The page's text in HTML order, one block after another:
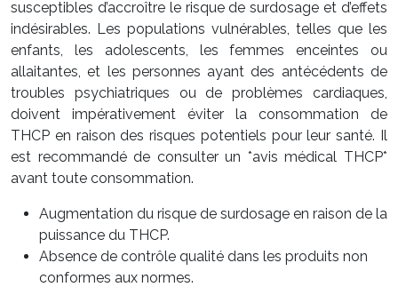
susceptibles d’accroître le risque de surdosage et d’effets
indésirables. Les populations vulnérables, telles que les
enfants, les adolescents, les femmes enceintes ou
allaitantes, et les personnes ayant des antécédents de
troubles psychiatriques ou de problèmes cardiaques,
doivent impérativement éviter la consommation de
THCP en raison des risques potentiels pour leur santé. Il
est recommandé de consulter un *avis médical THCP*
avant toute consommation.
Augmentation du risque de surdosage en raison de la
puissance du THCP.
Absence de contrôle qualité dans les produits non
conformes aux normes.